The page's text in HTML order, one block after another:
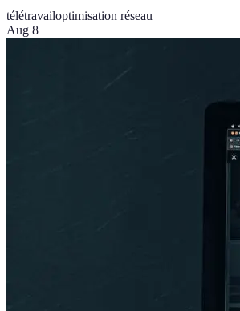
télétravailoptimisation réseau
Aug 8